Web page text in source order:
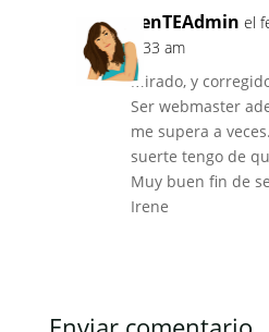
venTEAdmin el
8:33 am
Mirado, y
Ser webmaster
me supera a
suerte tengo de
Muy buen fin de
Irene